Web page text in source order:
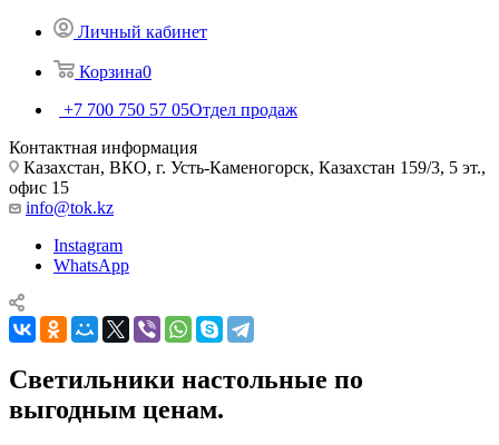
Личный кабинет
Корзина0
+7 700 750 57 05Отдел продаж
Контактная информация
Казахстан, ВКО, г. Усть-Каменогорск, Казахстан 159/3, 5 эт.,
офис 15
info@tok.kz
Instagram
WhatsApp
Светильники настольные по
выгодным ценам.